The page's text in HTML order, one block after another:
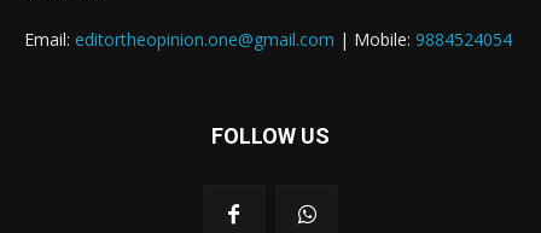
Email: editortheopinion.one@gmail.com | Mobile: 9884524054
FOLLOW US